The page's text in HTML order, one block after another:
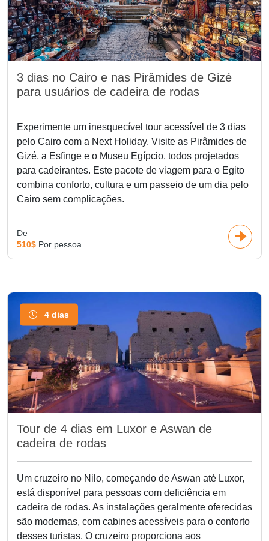
3 dias no Cairo e nas Pirâmides de Gizé
para usuários de cadeira de rodas
Experimente um inesquecível tour acessível de 3 dias
pelo Cairo com a Next Holiday. Visite as Pirâmides de
Gizé, a Esfinge e o Museu Egípcio, todos projetados
para cadeirantes. Este pacote de viagem para o Egito
combina conforto, cultura e um passeio de um dia pelo
Cairo sem complicações.
De
510$ Por pessoa
4 dias
Tour de 4 dias em Luxor e Aswan de
cadeira de rodas
Um cruzeiro no Nilo, começando de Aswan até Luxor,
está disponível para pessoas com deficiência em
cadeira de rodas. As instalações geralmente oferecidas
são modernas, com cabines acessíveis para o conforto
desses turistas. O cruzeiro proporciona aos